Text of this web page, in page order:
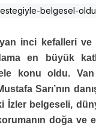
inci kefalleri
en büyük
konu oldu.
Sarı’nın
İzler belgeseli,
doğa ve